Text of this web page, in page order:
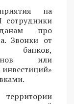
на
про
Звонки от
банков,
или